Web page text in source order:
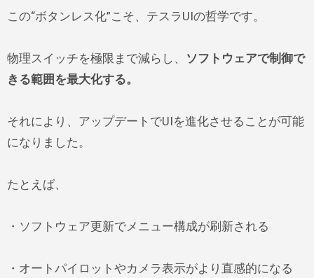
この“ボタンレス化”こそ、テスラUIの哲学です。
物理スイッチを極限まで減らし、
ソフトウェアで制御で
きる範囲を最大化する。
それにより、アップデートでUIを進化させることが可能
になりました。
たとえば、
・ソフトウェア更新でメニュー構成が刷新される
・オートパイロットやカメラ表示がより直感的になる